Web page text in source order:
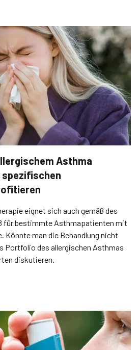
Asthma
spezifischen
eignet sich auch gemäß des
für bestimmte Asthma­patienten mit
Könnte man die Behandlung nicht
Portfolio des allergischen Asthmas
diskutieren.